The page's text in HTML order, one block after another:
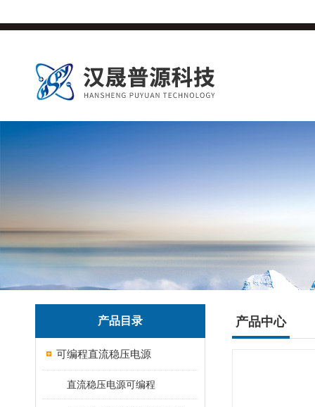
产品目录
可编程直流稳压电源
直流稳压电源可编程
产品中心